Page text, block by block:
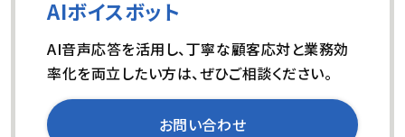
AIボイスボット
AI音声応答を活用し、丁寧な顧客応対と業務効
率化を両立したい方は、ぜひご相談ください。
お問い合わせ